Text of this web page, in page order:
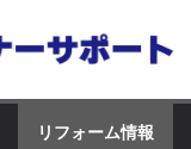
リフォーム情報